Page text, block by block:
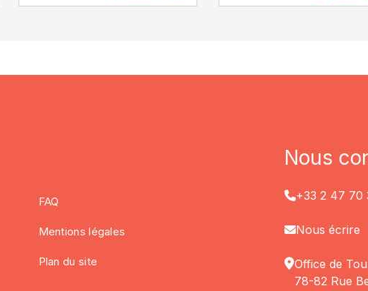
FAQ
Mentions légales
Plan du site
Nous
+33 2 47 70
Nous écrire
Office de
78-82 Rue